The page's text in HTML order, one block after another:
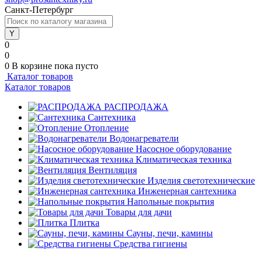
Санкт-Петербург
0
0
0 В корзине пока пусто
Каталог товаров
Каталог товаров
РАСПРОДАЖА
Сантехника
Отопление
Водонагреватели
Насосное оборудование
Климатическая техника
Вентиляция
Изделия светотехнические
Инженерная сантехника
Напольные покрытия
Товары для дачи
Плитка
Сауны, печи, камины
Средства гигиены